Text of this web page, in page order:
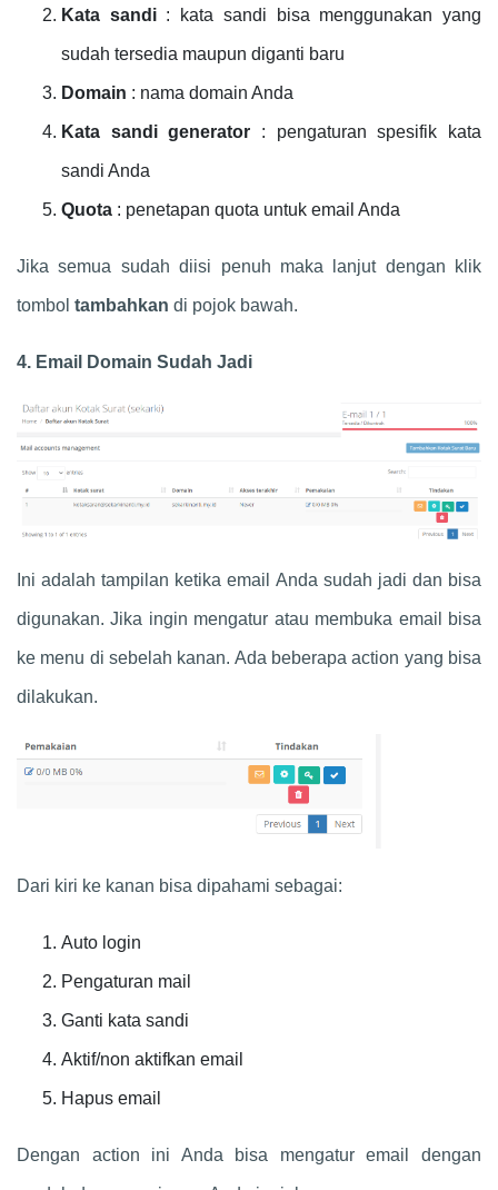
Kata sandi : kata sandi bisa menggunakan yang
sudah tersedia maupun diganti baru
Domain : nama domain Anda
Kata sandi generator : pengaturan spesifik kata
sandi Anda
Quota : penetapan quota untuk email Anda
Jika semua sudah diisi penuh maka lanjut dengan klik
tombol tambahkan di pojok bawah.
4. Email Domain Sudah Jadi
Ini adalah tampilan ketika email Anda sudah jadi dan bisa
digunakan. Jika ingin mengatur atau membuka email bisa
ke menu di sebelah kanan. Ada beberapa action yang bisa
dilakukan.
Dari kiri ke kanan bisa dipahami sebagai:
Auto login
Pengaturan mail
Ganti kata sandi
Aktif/non aktifkan email
Hapus email
Dengan action ini Anda bisa mengatur email dengan